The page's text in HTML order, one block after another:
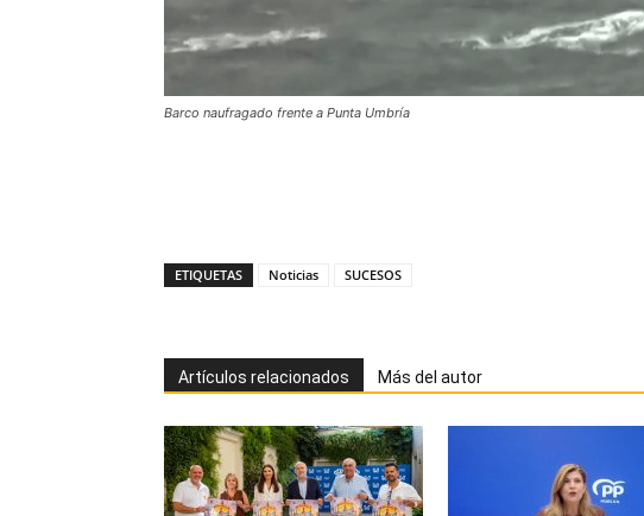
Barco naufragado frente a Punta Umbría
ETIQUETAS Noticias SUCESOS
Artículos relacionados Más del autor